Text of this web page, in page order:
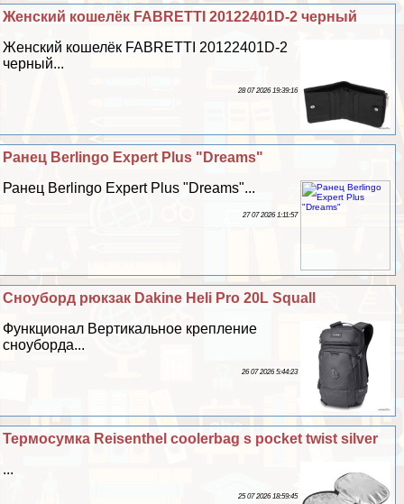
Женский кошелёк FABRETTI 20122401D-2 черный
Женский кошелёк FABRETTI 20122401D-2
черный...
28 07 2026 19:39:16
Ранец Berlingo Expert Plus "Dreams"
Ранец Berlingo Expert Plus "Dreams"...
27 07 2026 1:11:57
Сноуборд рюкзак Dakine Heli Pro 20L Squall
Функционал Вертикальное крепление
сноуборда...
26 07 2026 5:44:23
Термосумка Reisenthel coolerbag s pocket twist silver
...
25 07 2026 18:59:45